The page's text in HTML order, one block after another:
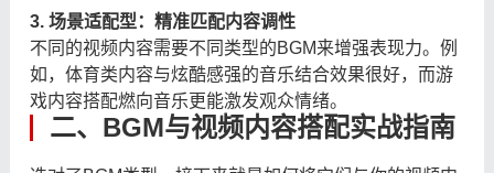
3. 场景适配型：精准匹配内容调性
不同的视频内容需要不同类型的BGM来增强表现力。例
如，体育类内容与炫酷感强的音乐结合效果很好，而游
戏内容搭配燃向音乐更能激发观众情绪。
二、BGM与视频内容搭配实战指南